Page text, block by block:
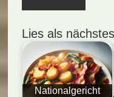
Lies als
Nationalgericht